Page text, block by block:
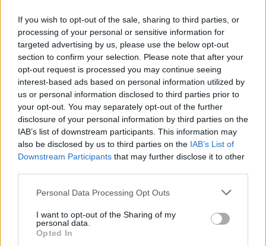
If you wish to opt-out of the sale, sharing to third parties, or
processing of your personal or sensitive information for
targeted advertising by us, please use the below opt-out
section to confirm your selection. Please note that after your
opt-out request is processed you may continue seeing
interest-based ads based on personal information utilized by
us or personal information disclosed to third parties prior to
your opt-out. You may separately opt-out of the further
disclosure of your personal information by third parties on the
IAB’s list of downstream participants. This information may
also be disclosed by us to third parties on the IAB’s List of
Downstream Participants that may further disclose it to other
Please note that this website/app uses one or more Google
not limited to your visit or usage behaviour. You may click to
grant or deny consent to Google and its third-party tags to
use your data for below specified purposes in below Google
Personal Data Processing Opt Outs
I want to opt-out of the Sharing of my
personal data.
Opted In